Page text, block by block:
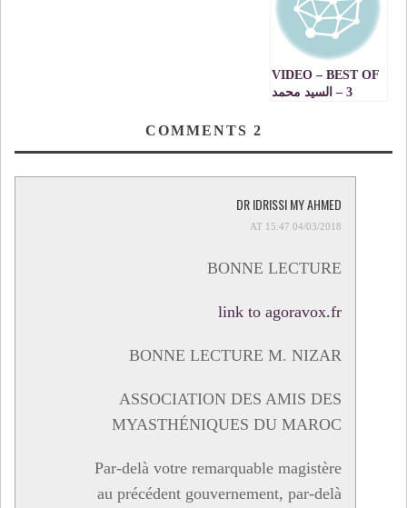
VIDEO – BEST OF
3 – السيد محمد
الشرقية
2
DR IDRISSI MY AHMED
04/03/2018 AT 15:47
BONNE LECTURE
link to agoravox.fr
BONNE LECTURE M. NIZAR
ASSOCIATION DES AMIS DES
MYASTHÉNIQUES DU MAROC
Par-delà votre remarquable magistère
au précédent gouvernement, par-delà